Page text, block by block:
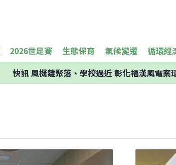
2026世足賽 生態保育 氣候變遷 循環經
快訊風機離聚落、學校過近 彰化福漢風電案